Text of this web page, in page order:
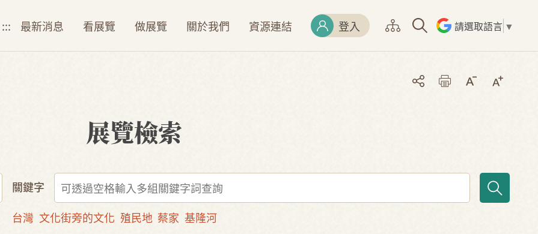
::: 最新消息 看展覽 做展覽 關於我們 資源連結 登入 請選取語言 ▼
展覽檢索
關鍵字
台灣 文化街旁的文化 殖民地 蔡家 基隆河